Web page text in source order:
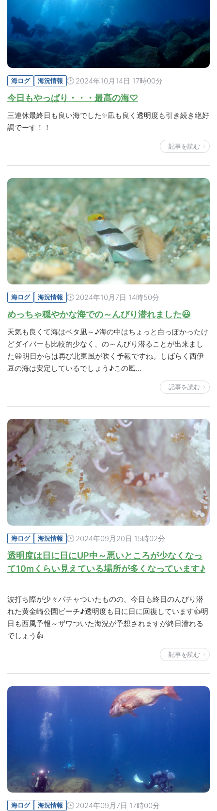
海ログ 海況情報 2024年10月14日 17時00分
今日もやっぱり・・・最高の海♡
三連休最終日も良い海でした✨凪も良く透明度も引き続き絶好
調でーす！！
記事を読む
海ログ 海況情報 2024年10月7日 14時50分
めっちゃ穏やかな海での～んびり潜れました😃
天気も良くて海はベタ凪～♪海の中はちょっと白っぽかったけ
どダイバーも比較的少なく、の～んびり潜ることが出来まし
た😃明日からは再び北東風が吹く予報ですね。しばらく西伊
豆の海は安定しているでしょう♪この風…
記事を読む
海ログ 海況情報 2024年09月20日 15時02分
透明度は日に日にUP中～悪いところが少なくなっ
て10mくらい見えている場所が多くなっています♪
波打ち際が少々パチャついたものの、今日も終日のんびり潜
れた黄金崎公園ビーチ♪透明度も日に日に回復しています👍明
日も西風予報～ザワついた海況が予想されますが終日潜れる
でしょう👍
記事を読む
海ログ 海況情報 2024年09月7日 17時00分